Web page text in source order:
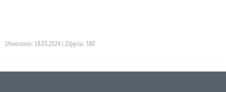
Utworzono: 18.03.2024 | Zdjęcia: 380